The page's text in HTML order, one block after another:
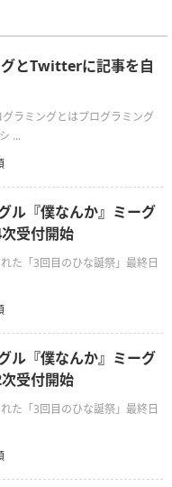
とTwitterに記事を自
グラミングとはプログラミング
...
ル『僕なんか』ミーグ
受付開始
た「3回目のひな誕祭」最終日
ル『僕なんか』ミーグ
受付開始
た「3回目のひな誕祭」最終日